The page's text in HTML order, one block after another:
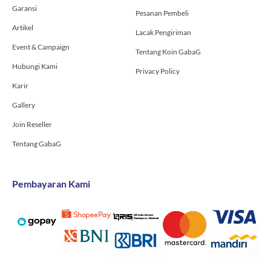
f
Garansi
Artikel
Event & Campaign
Hubungi Kami
Karir
Gallery
Join Reseller
Tentang GabaG
Pesanan Pembeli
Lacak Pengiriman
Tentang Koin GabaG
Privacy Policy
Pembayaran Kami